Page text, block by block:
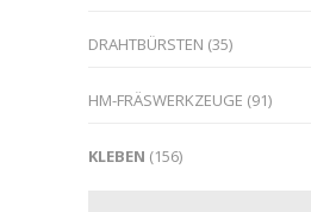
DRAHTBÜRSTEN (35)
HM-FRÄSWERKZEUGE (91)
KLEBEN (156)